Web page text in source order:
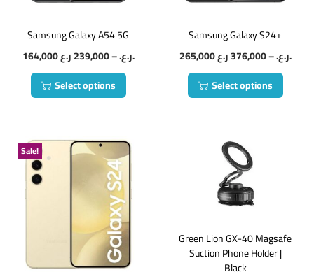
Samsung Galaxy A54 5G
164,000
ر.ع.–
239,000
ر.ع.
Select options
Samsung Galaxy S24+
265,000
ر.ع.–
376,000
ر.ع.
Select options
Sale!
Green Lion GX-40 Magsafe
Suction Phone Holder |
Black